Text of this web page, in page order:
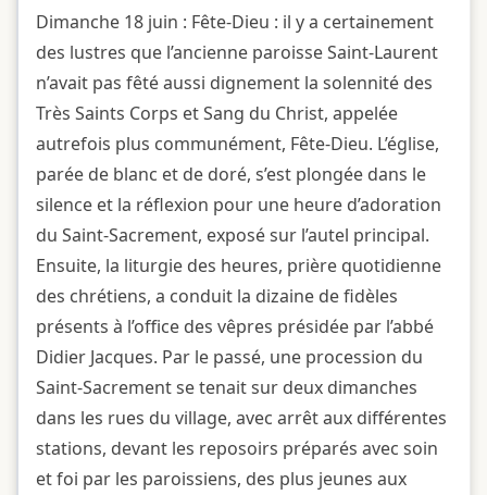
Dimanche 18 juin : Fête-Dieu : il y a certainement
des lustres que l’ancienne paroisse Saint-Laurent
n’avait pas fêté aussi dignement la solennité des
Très Saints Corps et Sang du Christ, appelée
autrefois plus communément, Fête-Dieu. L’église,
parée de blanc et de doré, s’est plongée dans le
silence et la réflexion pour une heure d’adoration
du Saint-Sacrement, exposé sur l’autel principal.
Ensuite, la liturgie des heures, prière quotidienne
des chrétiens, a conduit la dizaine de fidèles
présents à l’office des vêpres présidée par l’abbé
Didier Jacques. Par le passé, une procession du
Saint-Sacrement se tenait sur deux dimanches
dans les rues du village, avec arrêt aux différentes
stations, devant les reposoirs préparés avec soin
et foi par les paroissiens, des plus jeunes aux